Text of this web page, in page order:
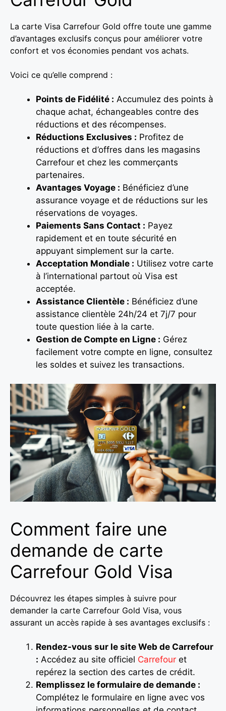
La carte Visa Carrefour Gold offre toute une gamme
d’avantages exclusifs conçus pour améliorer votre
confort et vos économies pendant vos achats.
Voici ce qu’elle comprend :
Points de Fidélité : Accumulez des points à
chaque achat, échangeables contre des
réductions et des récompenses.
Réductions Exclusives : Profitez de
réductions et d’offres dans les magasins
Carrefour et chez les commerçants
partenaires.
Avantages Voyage : Bénéficiez d’une
assurance voyage et de réductions sur les
réservations de voyages.
Paiements Sans Contact : Payez
rapidement et en toute sécurité en
appuyant simplement sur la carte.
Acceptation Mondiale : Utilisez votre carte
à l’international partout où Visa est
acceptée.
Assistance Clientèle : Bénéficiez d’une
assistance clientèle 24h/24 et 7j/7 pour
toute question liée à la carte.
Gestion de Compte en Ligne : Gérez
facilement votre compte en ligne, consultez
les soldes et suivez les transactions.
Comment faire une
demande de carte
Carrefour Gold Visa
Découvrez les étapes simples à suivre pour
demander la carte Carrefour Gold Visa, vous
assurant un accès rapide à ses avantages exclusifs :
Rendez-vous sur le site Web de Carrefour
: Accédez au site officiel Carrefour et
repérez la section des cartes de crédit.
Remplissez le formulaire de demande :
Complétez le formulaire en ligne avec vos